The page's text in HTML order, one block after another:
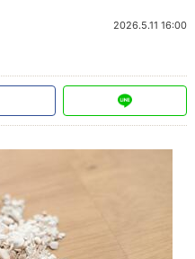
2026.5.11 16:00